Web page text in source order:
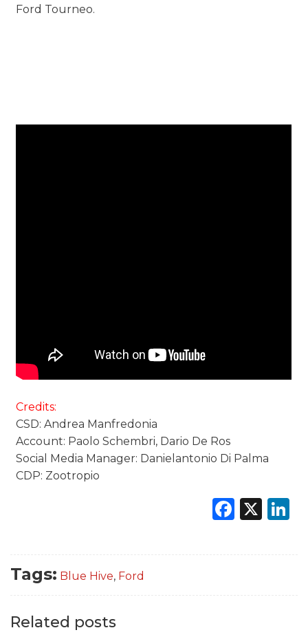
Ford Tourneo.
Credits:
CSD: Andrea Manfredonia
Account: Paolo Schembri, Dario De Ros
Social Media Manager: Danielantonio Di Palma
CDP: Zootropio
X
Tags: Blue Hive, Ford
Related posts